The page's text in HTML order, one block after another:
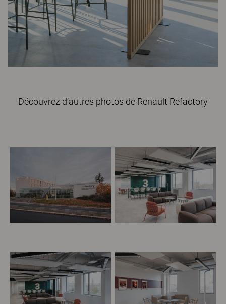
Découvrez d’autres photos de Renault Refactory